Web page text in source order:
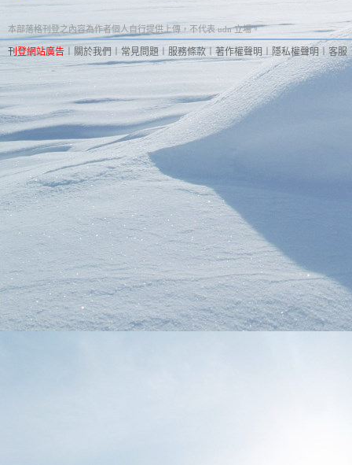
本部落格刊登之內容為作者個人自行提供上傳，不代表 udn 立場。
刊登網站廣告 關於我們 常見問題 服務條款︱ 著作權聲明︱隱私權聲明 ︱ 客服